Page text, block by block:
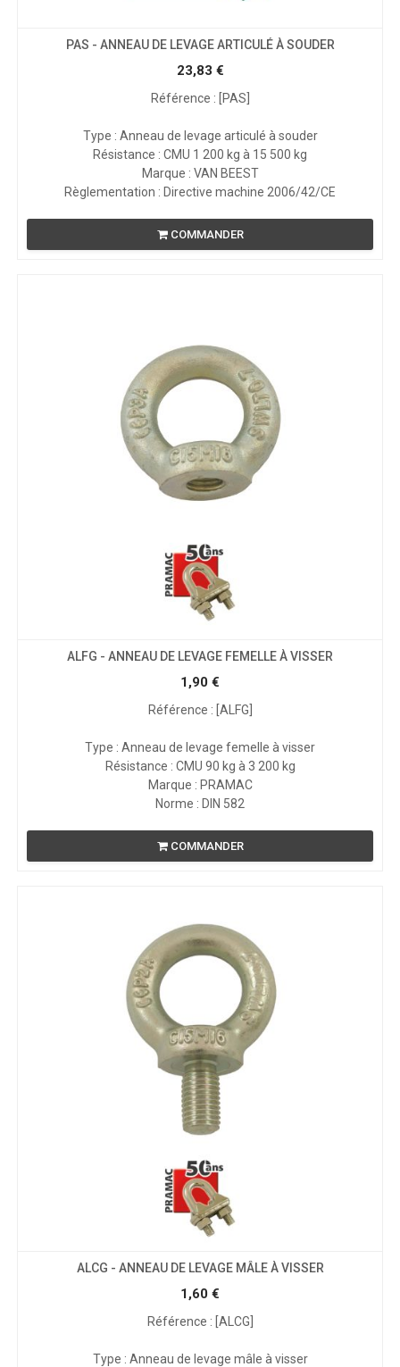
PAS - ANNEAU DE LEVAGE ARTICULÉ À SOUDER
23,83 €
Référence : [PAS]
Type : Anneau de levage articulé à souder
Résistance : CMU 1 200 kg à 15 500 kg
Marque : VAN BEEST
Règlementation : Directive machine 2006/42/CE
COMMANDER
ALFG - ANNEAU DE LEVAGE FEMELLE À VISSER
1,90 €
Référence : [ALFG]
Type : Anneau de levage femelle à visser
Résistance : CMU 90 kg à 3 200 kg
Marque : PRAMAC
Norme : DIN 582
COMMANDER
ALCG - ANNEAU DE LEVAGE MÂLE À VISSER
1,60 €
Référence : [ALCG]
Type : Anneau de levage mâle à visser